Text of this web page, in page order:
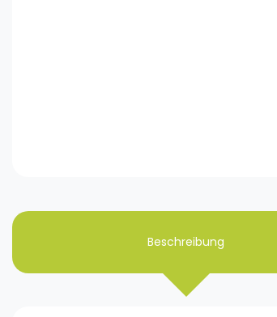
Beschreibung